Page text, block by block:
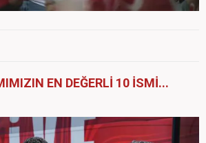
EN DEĞERLİ 10 İSMİ...